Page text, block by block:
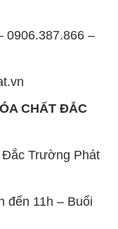
0906.387.866 –
CHẤT ĐẮC
Trường Phát
đến 11h – Buổi